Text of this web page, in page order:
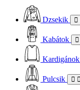
Dzsekik
Kabátok
Kardigánok
Pulcsik